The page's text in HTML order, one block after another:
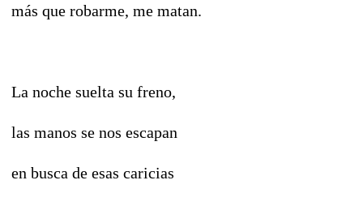
más que robarme, me matan.
La noche suelta su freno,
las manos se nos escapan
en busca de esas caricias